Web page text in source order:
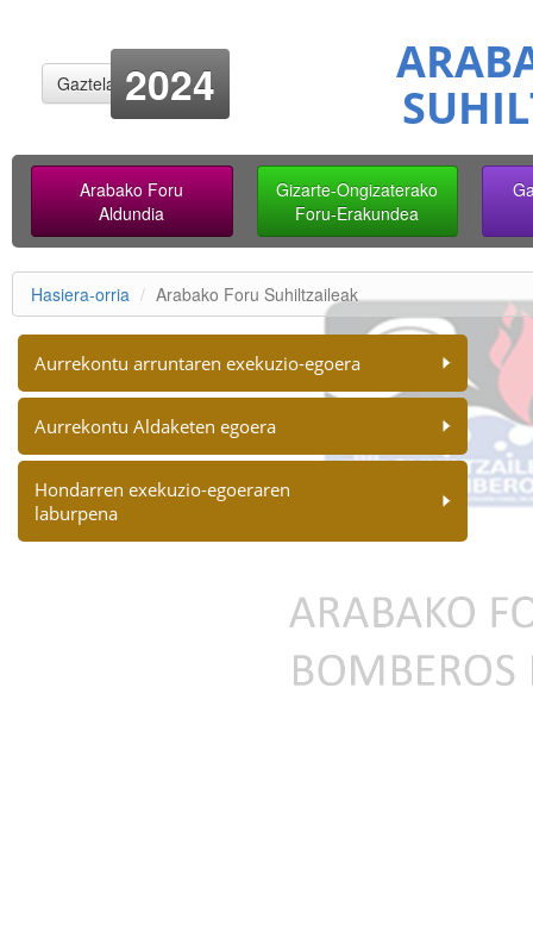
Gaztelania2024
Arabako Foru
Aldundia
Gizarte-Ongizaterako
Foru-Erakundea
Hasiera-orria Arabako Foru Suhiltzaileak
Aurrekontu arruntaren exekuzio-egoera
Aurrekontu Aldaketen egoera
Hondarren exekuzio-egoeraren
laburpena